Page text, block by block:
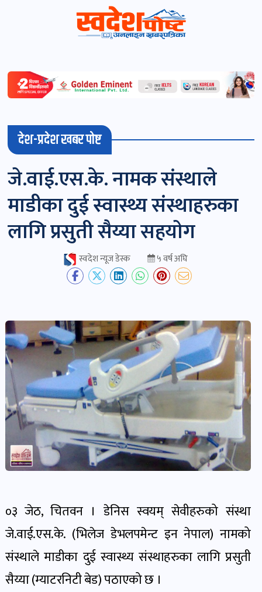
विशेष
माडी
(स्थानीय)
खबर
पोष्ट
चितवन
खबर
खबर
पोष्ट
विकास-
निर्माण
खबर
पोष्ट
कृषक
पोष्ट
खबर
देश-प्रदेश खबर पोष्ट
जे.वाई.एस.के. नामक संस्थाले
माडीका दुई स्वास्थ्य संस्थाहरुका
लागि प्रसुती सैय्या सहयाेग
स्वदेश न्यूज डेस्क ५ वर्ष अघि
०३ जेठ, चितवन । डेनिस स्वयम् सेवीहरुको संस्था
जे.वाई.एस.के. (भिलेज डेभलपमेन्ट इन नेपाल) नामको
संस्थाले माडीका दुई स्वास्थ्य संस्थाहरुका लागि प्रसुती
सैय्या (म्याटरनिटी बेड) पठाएको छ ।